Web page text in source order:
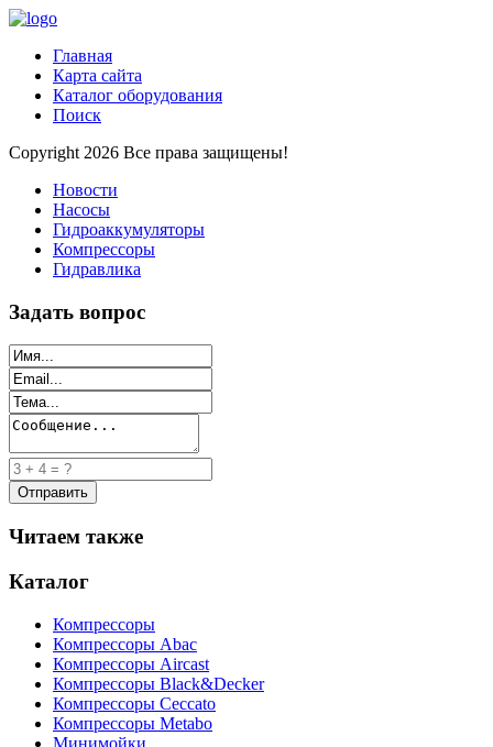
Главная
Карта сайта
Каталог оборудования
Поиск
Copyright 2026 Все права защищены!
Новости
Насосы
Гидроаккумуляторы
Компрессоры
Гидравлика
Задать вопрос
Читаем также
Каталог
Компрессоры
Компрессоры Abac
Компрессоры Aircast
Компрессоры Black&Decker
Компрессоры Ceccato
Компрессоры Metabo
Минимойки